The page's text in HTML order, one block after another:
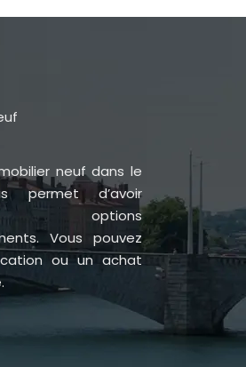
neuf dans le
permet d’avoir
options
Vous pouvez
ou un achat